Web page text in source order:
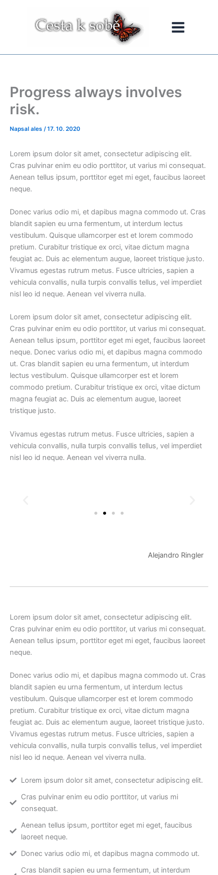
Progress always involves
risk.
Napsal ales /17. 10. 2020
Lorem ipsum dolor sit amet, consectetur adipiscing elit.
Cras pulvinar enim eu odio porttitor, ut varius mi consequat.
Aenean tellus ipsum, porttitor eget mi eget, faucibus laoreet
neque.
Donec varius odio mi, et dapibus magna commodo ut. Cras
blandit sapien eu urna fermentum, ut interdum lectus
vestibulum. Quisque ullamcorper est et lorem commodo
pretium. Curabitur tristique ex orci, vitae dictum magna
feugiat ac. Duis ac elementum augue, laoreet tristique justo.
Vivamus egestas rutrum metus. Fusce ultricies, sapien a
vehicula convallis, nulla turpis convallis tellus, vel imperdiet
nisl leo id neque. Aenean vel viverra nulla.
Lorem ipsum dolor sit amet, consectetur adipiscing elit.
Cras pulvinar enim eu odio porttitor, ut varius mi consequat.
Aenean tellus ipsum, porttitor eget mi eget, faucibus laoreet
neque. Donec varius odio mi, et dapibus magna commodo
ut. Cras blandit sapien eu urna fermentum, ut interdum
lectus vestibulum. Quisque ullamcorper est et lorem
commodo pretium. Curabitur tristique ex orci, vitae dictum
magna feugiat ac. Duis ac elementum augue, laoreet
tristique justo.
Vivamus egestas rutrum metus. Fusce ultricies, sapien a
vehicula convallis, nulla turpis convallis tellus, vel imperdiet
nisl leo id neque. Aenean vel viverra nulla.
Alejandro Ringler
Lorem ipsum dolor sit amet, consectetur adipiscing elit.
Cras pulvinar enim eu odio porttitor, ut varius mi consequat.
Aenean tellus ipsum, porttitor eget mi eget, faucibus laoreet
neque.
Donec varius odio mi, et dapibus magna commodo ut. Cras
blandit sapien eu urna fermentum, ut interdum lectus
vestibulum. Quisque ullamcorper est et lorem commodo
pretium. Curabitur tristique ex orci, vitae dictum magna
feugiat ac. Duis ac elementum augue, laoreet tristique justo.
Vivamus egestas rutrum metus. Fusce ultricies, sapien a
vehicula convallis, nulla turpis convallis tellus, vel imperdiet
nisl leo id neque. Aenean vel viverra nulla.
Lorem ipsum dolor sit amet, consectetur adipiscing elit.
Cras pulvinar enim eu odio porttitor, ut varius mi
consequat.
Aenean tellus ipsum, porttitor eget mi eget, faucibus
laoreet neque.
Donec varius odio mi, et dapibus magna commodo ut.
Cras blandit sapien eu urna fermentum, ut interdum